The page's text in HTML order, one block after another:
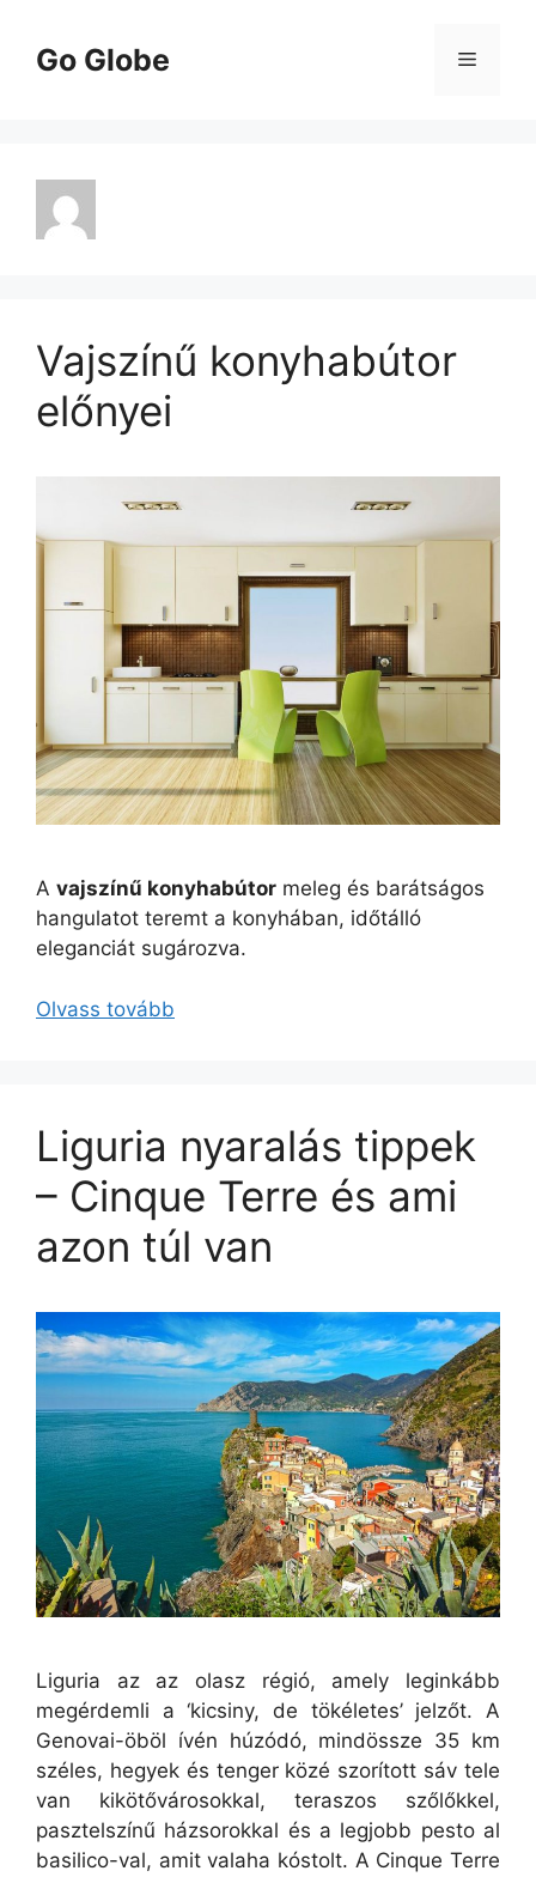
tartalomba
Go Globe Menü
Vajszínű konyhabútor
előnyei
A vajszínű konyhabútor meleg és barátságos
hangulatot teremt a konyhában, időtálló
eleganciát sugározva.
Olvass tovább
Liguria nyaralás tippek
– Cinque Terre és ami
azon túl van
Liguria az az olasz régió, amely leginkább
megérdemli a ‘kicsiny, de tökéletes’ jelzőt. A
Genovai-öböl ívén húzódó, mindössze 35 km
széles, hegyek és tenger közé szorított sáv tele
van kikötővárosokkal, teraszos szőlőkkel,
pasztelszínű házsorokkal és a legjobb pesto al
basilico-val, amit valaha kóstolt. A Cinque Terre